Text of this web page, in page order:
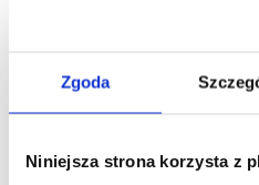
Zgoda
Niniejsza strona korzysta z
- Ochrona przed upadkiem z wysokości
- Ochrona krawędzi 360º:
- Moduł pierścienia magnetycznego: